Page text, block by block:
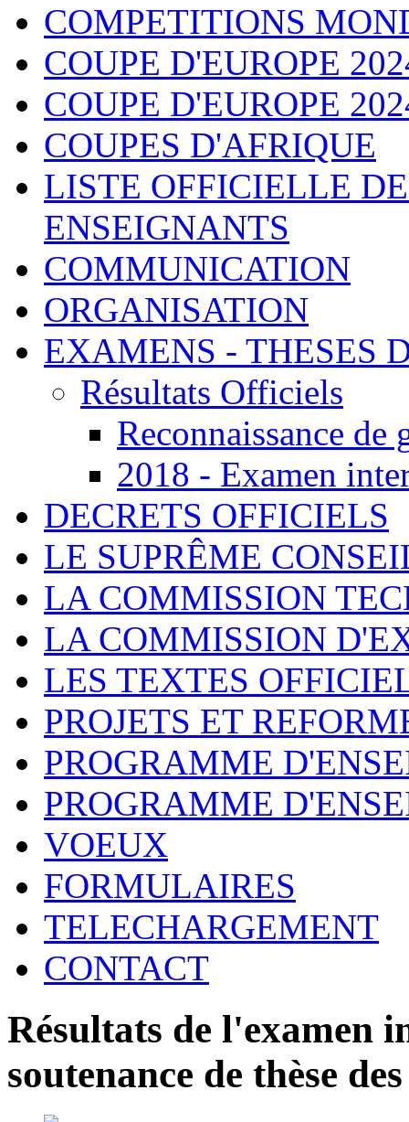
COMPETITIONS
COUPE D'EUROPE
COUPE D'EUROPE
COUPES D'AFRIQUE
LISTE OFFICIELLE
ENSEIGNANTS
COMMUNICATION
ORGANISATION
EXAMENS - THESES
Résultats Officiels
Reconnaissance de
2018 - Examen
DECRETS OFFICIELS
LE SUPRÊME
LA COMMISSION
LA COMMISSION
LES TEXTES
PROJETS ET
PROGRAMME
PROGRAMME
VOEUX
FORMULAIRES
TELECHARGEMENT
CONTACT
Résultats de l'examen
soutenance de thèse